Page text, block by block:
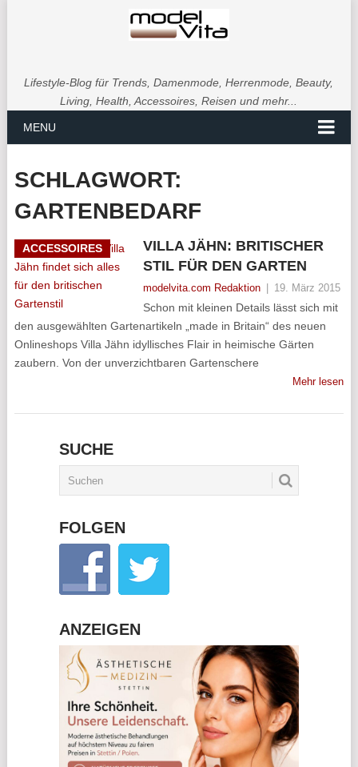
Lifestyle-Blog für Trends, Damenmode, Herrenmode, Beauty,
Living, Health, Accessoires, Reisen und mehr...
MENU
SCHLAGWORT:
GARTENBEDARF
ACCESSOIRES
VILLA JÄHN: BRITISCHER
STIL FÜR DEN GARTEN
modelvita.com Redaktion 19. März 2015
Schon mit kleinen Details lässt sich mit
den ausgewählten Gartenartikeln „made in Britain“ des neuen
Onlineshops Villa Jähn idyllisches Flair in heimische Gärten
zaubern. Von der unverzichtbaren Gartenschere
Mehr lesen
SUCHE
FOLGEN
ANZEIGEN